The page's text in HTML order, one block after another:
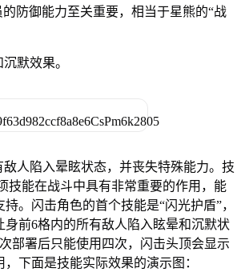
防御能力至关重要，相当于星熊的“战
默效果。
人陷入晕眩状态，并丧失特殊能力。技
技能在战斗中具有非常重要的作用，能
。闪击角色的首个技能是“闪光护盾”，
前6格内的所有敌人陷入眩晕和沉默状
部署后只能使用四次，闪击头顶会显示
下面是技能实际效果的演示图：